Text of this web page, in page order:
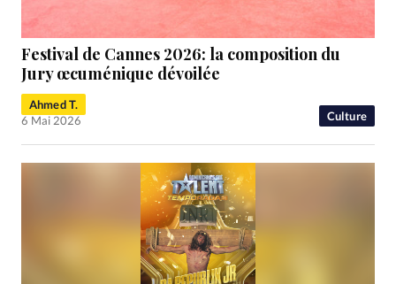
Culture
Festival de Cannes 2026: la composition du
Jury œcuménique dévoilée
Ahmed T.
6 Mai 2026